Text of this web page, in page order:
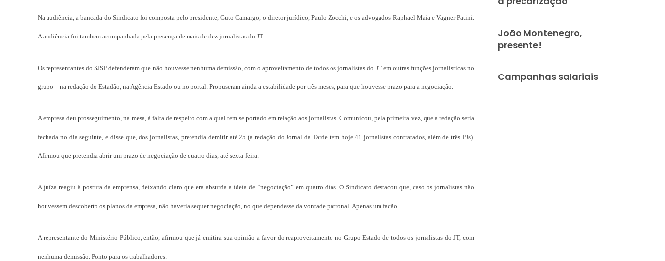
Na audiência, a bancada do Sindicato foi composta pelo presidente, Guto Camargo, o diretor jurídico, Paulo Zocchi, e os advogados Raphael Maia e Vagner Patini.
A audiência foi também acompanhada pela presença de mais de dez jornalistas do JT.
Os representantes do SJSP defenderam que não houvesse nenhuma demissão, com o aproveitamento de todos os jornalistas do JT em outras funções jornalísticas no
grupo – na redação do Estadão, na Agência Estado ou no portal. Propuseram ainda a estabilidade por três meses, para que houvesse prazo para a negociação.
A empresa deu prosseguimento, na mesa, à falta de respeito com a qual tem se portado em relação aos jornalistas. Comunicou, pela primeira vez, que a redação seria
fechada no dia seguinte, e disse que, dos jornalistas, pretendia demitir até 25 (a redação do Jornal da Tarde tem hoje 41 jornalistas contratados, além de três PJs).
Afirmou que pretendia abrir um prazo de negociação de quatro dias, até sexta-feira.
A juíza reagiu à postura da emprensa, deixando claro que era absurda a ideia de “negociação” em quatro dias. O Sindicato destacou que, caso os jornalistas não
houvessem descoberto os planos da empresa, não haveria sequer negociação, no que dependesse da vontade patronal. Apenas um facão.
A representante do Ministério Público, então, afirmou que já emitira sua opinião a favor do reaproveitamento no Grupo Estado de todos os jornalistas do JT, com
nenhuma demissão. Ponto para os trabalhadores.
João Montenegro,
presente!
Campanhas salariais